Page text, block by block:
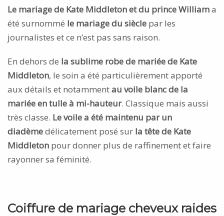
Le mariage de Kate Middleton et du prince Williama
été surnommé le mariage du siècle par les
journalistes et ce n’est pas sans raison.
En dehors de la sublime robe de mariée de Kate
Middleton, le soin a été particulièrement apporté
aux détails et notammentau voile blanc de la
mariée en tulle à mi-hauteur. Classique mais aussi
très classe. Le voile a été maintenu par un
diadèmedélicatement posé sur la tête de Kate
Middleton pour donner plus de raffinement et faire
rayonner sa féminité.
Coiffure de mariage cheveux raides